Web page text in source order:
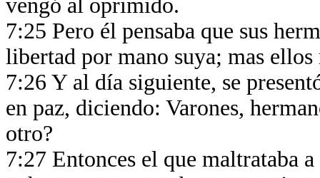
vengó al oprimido.
7:25 Pero él pensaba que sus
libertad por mano suya; mas
7:26 Y al día siguiente, se
en paz, diciendo: Varones,
otro?
7:27 Entonces el que maltrataba